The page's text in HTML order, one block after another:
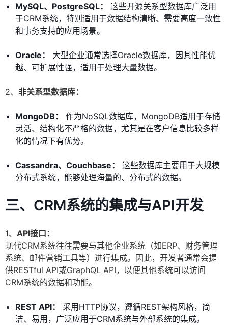
MySQL、PostgreSQL：
这些开源关系型数据库广泛用
于CRM系统，特别适用于数据结构清晰、需要高度一致性
和事务支持的应用场景。
Oracle：
大型企业通常选择Oracle数据库，因其性能优
越、可扩展性强，适用于处理大量数据。
2、 非关系型数据库：
MongoDB：
作为NoSQL数据库，MongoDB适用于存储
灵活、结构化不严格的数据，尤其是在客户信息比较多样
化的情况下有优势。
Cassandra、Couchbase：
这些数据库主要用于大规模
分布式系统，能够处理海量的、分布式的数据。
三、CRM系统的集成与API开发
1、 API接口：
现代CRM系统往往需要与其他企业系统（如ERP、财务管理
系统、邮件营销工具等）进行集成。因此，开发者通常会提
供RESTful API或GraphQL API，以便其他系统可以访问
CRM系统的数据和功能。
REST API：
采用HTTP协议，遵循REST架构风格，简
洁、易用，广泛应用于CRM系统与外部系统的集成。